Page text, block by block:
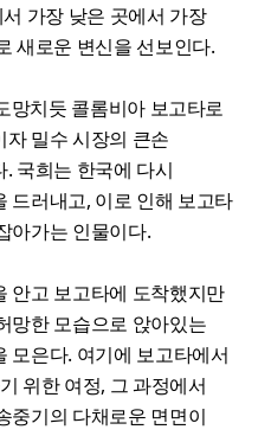
가장 낮은 곳에서 가장
새로운 변신을 선보인다.
망치듯 콜롬비아 보고타로
밀수 시장의 큰손
국희는 한국에 다시
드러내고, 이로 인해 보고타
아가는 인물이다.
안고 보고타에 도착했지만
망한 모습으로 앉아있는
모은다. 여기에 보고타에서
위한 여정, 그 과정에서
중기의 다채로운 면면이